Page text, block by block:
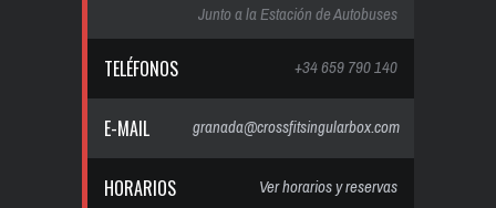
Junto a la Estación de Autobuses
TELÉFONOS +34 659 790 140
E-MAIL granada@crossfitsingularbox.com
HORARIOS Ver horarios y reservas